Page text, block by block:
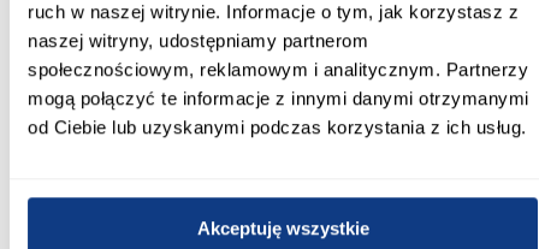
ruch w naszej witrynie. Informacje o tym, jak korzystasz z
naszej witryny, udostępniamy partnerom
społecznościowym, reklamowym i analitycznym. Partnerzy
mogą połączyć te informacje z innymi danymi otrzymanymi
od Ciebie lub uzyskanymi podczas korzystania z ich usług.
Akceptuję wszystkie
artisan/czarny
Kolor korpusu:
dąb artisan
Wybarwienie: